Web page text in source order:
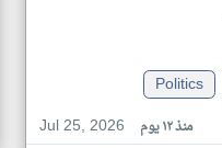
Politics
Jul 25, 2026
منذ ١٢ يوم